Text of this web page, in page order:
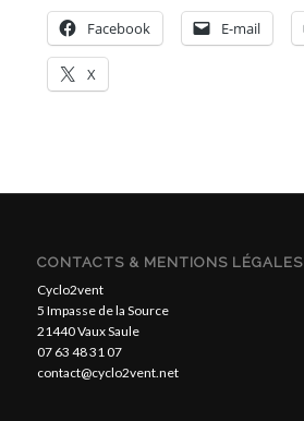
Facebook E-mail
X
CONTACTS & MENTIONS LÉGALES
Cyclo2vent
5 Impasse de la Source
21440 Vaux Saule
07 63 48 31 07
contact@cyclo2vent.net